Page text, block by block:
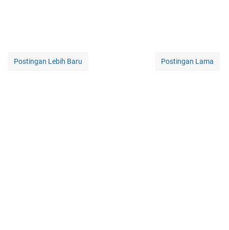
Postingan Lebih Baru Postingan Lama